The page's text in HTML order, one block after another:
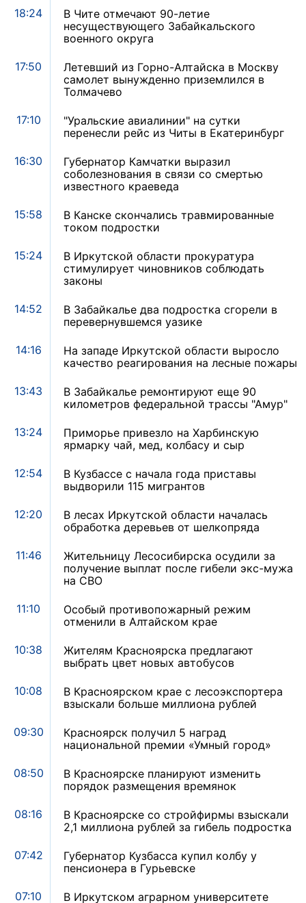
18:24
В Чите отмечают 90-летие
несуществующего Забайкальского
военного округа
17:50
Летевший из Горно-Алтайска в Москву
самолет вынужденно приземлился в
Толмачево
17:10
"Уральские авиалинии" на сутки
перенесли рейс из Читы в Екатеринбург
16:30
Губернатор Камчатки выразил
соболезнования в связи со смертью
известного краеведа
15:58
В Канске скончались травмированные
током подростки
15:24
В Иркутской области прокуратура
стимулирует чиновников соблюдать
законы
14:52
В Забайкалье два подростка сгорели в
перевернувшемся уазике
14:16
На западе Иркутской области выросло
качество реагирования на лесные пожары
13:43
В Забайкалье ремонтируют еще 90
километров федеральной трассы "Амур"
13:24
Приморье привезло на Харбинскую
ярмарку чай, мед, колбасу и сыр
12:54
В Кузбассе с начала года приставы
выдворили 115 мигрантов
12:20
В лесах Иркутской области началась
обработка деревьев от шелкопряда
11:46
Жительницу Лесосибирска осудили за
получение выплат после гибели экс-мужа
на СВО
11:10
Особый противопожарный режим
отменили в Алтайском крае
10:38
Жителям Красноярска предлагают
выбрать цвет новых автобусов
10:08
В Красноярском крае с лесоэкспортера
взыскали больше миллиона рублей
09:30
Красноярск получил 5 наград
национальной премии «Умный город»
08:50
В Красноярске планируют изменить
порядок размещения времянок
08:16
В Красноярске со стройфирмы взыскали
2,1 миллиона рублей за гибель подростка
07:42
Губернатор Кузбасса купил колбу у
пенсионера в Гурьевске
07:10
В Иркутском аграрном университете